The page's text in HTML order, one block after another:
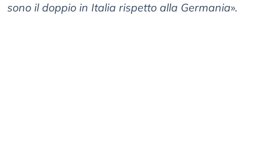
sono il doppio in Italia rispetto alla Germania».